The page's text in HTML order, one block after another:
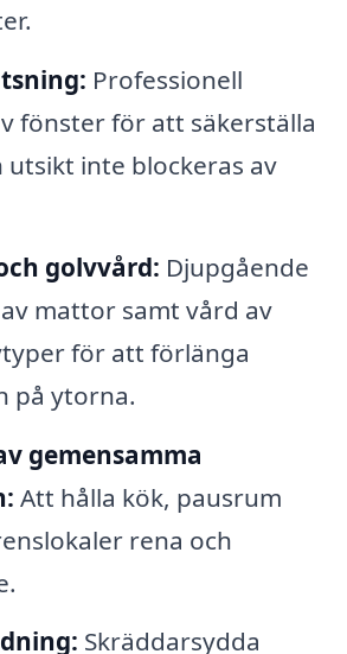
Professionell
fönster för att säkerställa
utsikt inte blockeras av
golvvård: Djupgående
mattor samt vård av
för att förlänga
på ytorna.
gemensamma
Att hålla kök, pausrum
rena och
Skräddarsydda